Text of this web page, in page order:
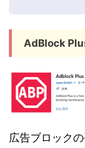
AdBlock
広告ブロック